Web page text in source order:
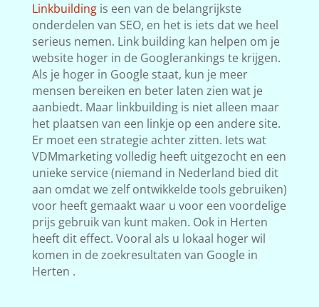
Linkbuildingis een van de belangrijkste
onderdelen van SEO, en het is iets dat we heel
serieus nemen. Link building kan helpen om je
website hoger in de Googlerankings te krijgen.
Als je hoger in Google staat, kun je meer
mensen bereiken en beter laten zien wat je
aanbiedt. Maar linkbuilding is niet alleen maar
het plaatsen van een linkje op een andere site.
Er moet een strategie achter zitten. Iets wat
VDMmarketing volledig heeft uitgezocht en een
unieke service (niemand in Nederland bied dit
aan omdat we zelf ontwikkelde tools gebruiken)
voor heeft gemaakt waar u voor een voordelige
prijs gebruik van kunt maken. Ook in Herten
heeft dit effect. Vooral als u lokaal hoger wil
komen in de zoekresultaten van Google in
Herten .